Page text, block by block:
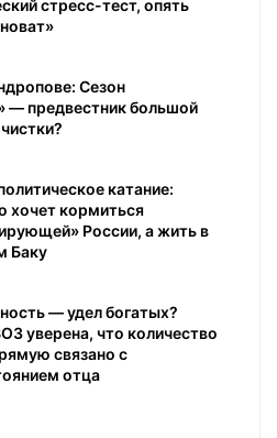
стресс-тест, опять
Сезон
— предвестник большой
катание:
хочет кормиться
России, а жить в
Баку
— удел богатых?
уверена, что количество
связано с
отца